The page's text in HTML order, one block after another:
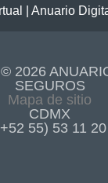
Anuario
2026
SEGUROS
Mapa de sitio
CDMX
55) 53 11